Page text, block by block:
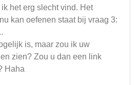
het erg slecht vind. Het
kan oefenen staat bij vraag 3:
is, maar zou ik uw
zien? Zou u dan een link
Haha